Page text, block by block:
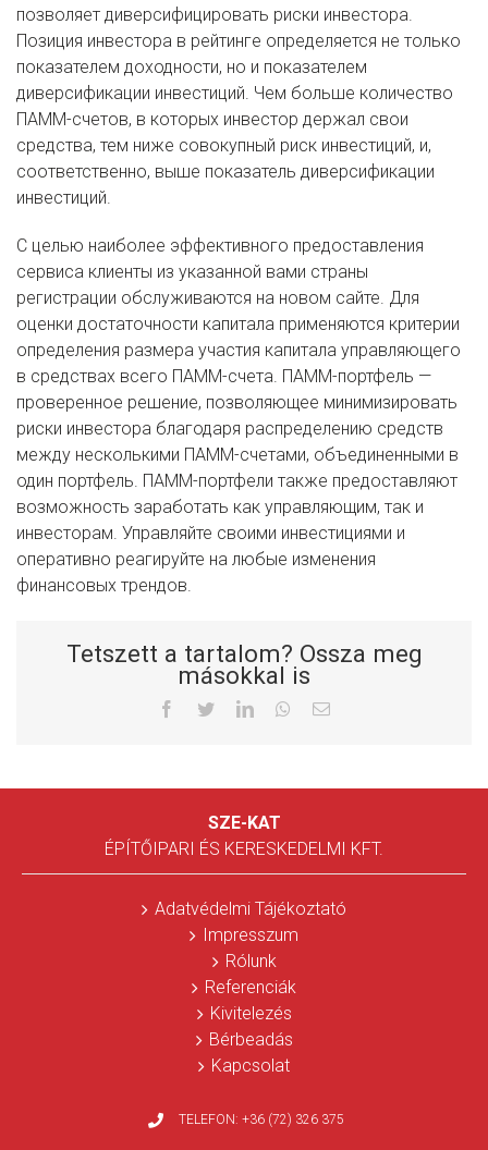
позволяет диверсифицировать риски инвестора.
Позиция инвестора в рейтинге определяется не только
показателем доходности, но и показателем
диверсификации инвестиций. Чем больше количество
ПАММ-счетов, в которых инвестор держал свои
средства, тем ниже совокупный риск инвестиций, и,
соответственно, выше показатель диверсификации
инвестиций.
С целью наиболее эффективного предоставления
сервиса клиенты из указанной вами страны
регистрации обслуживаются на новом сайте. Для
оценки достаточности капитала применяются критерии
определения размера участия капитала управляющего
в средствах всего ПАММ-счета. ПАММ-портфель —
проверенное решение, позволяющее минимизировать
риски инвестора благодаря распределению средств
между несколькими ПАММ-счетами, объединенными в
один портфель. ПАММ-портфели также предоставляют
возможность заработать как управляющим, так и
инвесторам. Управляйте своими инвестициями и
оперативно реагируйте на любые изменения
финансовых трендов.
Tetszett a tartalom? Ossza meg
másokkal is
Facebook
TwitterLinkedInWhatsapp
Email
SZE-KAT
ÉPÍTŐIPARI ÉS KERESKEDELMI KFT.
Adatvédelmi Tájékoztató
Impresszum
Rólunk
Referenciák
Kivitelezés
Bérbeadás
Kapcsolat
TELEFON: +36 (72) 326 375